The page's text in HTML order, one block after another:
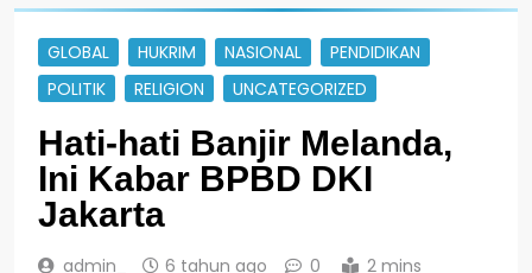
GLOBAL HUKRIM NASIONAL
PENDIDIKAN
POLITIK
RELIGION UNCATEGORIZED
Hati-hati Banjir Melanda,
Ini Kabar BPBD DKI
Jakarta
admin_ 6 tahun ago 0 2 mins